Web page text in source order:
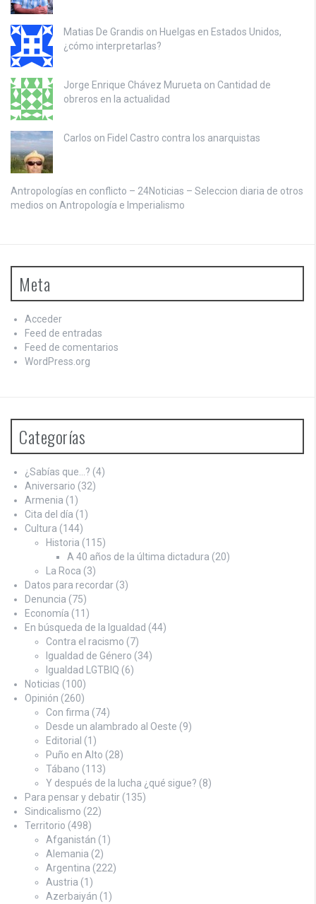
Matias De Grandis on Huelgas en Estados Unidos,
¿cómo interpretarlas?
Jorge Enrique Chávez Murueta on Cantidad de
obreros en la actualidad
Carlos on Fidel Castro contra los anarquistas
Antropologías en conflicto – 24Noticias – Seleccion diaria de otros
medios on Antropología e Imperialismo
Meta
Acceder
Feed de entradas
Feed de comentarios
WordPress.org
Categorías
¿Sabías que…? (4)
Aniversario (32)
Armenia (1)
Cita del día (1)
Cultura (144)
Historia (115)
A 40 años de la última dictadura (20)
La Roca (3)
Datos para recordar (3)
Denuncia (75)
Economía (11)
En búsqueda de la Igualdad (44)
Contra el racismo (7)
Igualdad de Género (34)
Igualdad LGTBIQ (6)
Noticias (100)
Opinión (260)
Con firma (74)
Desde un alambrado al Oeste (9)
Editorial (1)
Puño en Alto (28)
Tábano (113)
Y después de la lucha ¿qué sigue? (8)
Para pensar y debatir (135)
Sindicalismo (22)
Territorio (498)
Afganistán (1)
Alemania (2)
Argentina (222)
Austria (1)
Azerbaiyán (1)